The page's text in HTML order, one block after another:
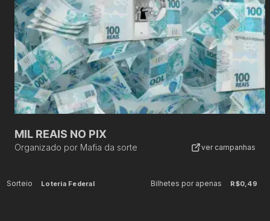
MIL REAIS NO PIX
Organizado por Mafia da sorte ver campanhas
Sorteio Loteria Federal Bilhetes por apenas R$0,49